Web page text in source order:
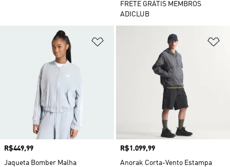
FRETE GRÁTIS MEMBROS
ADICLUB
Adicionar à Lista de Desejos
Preço
R$449,99
Jaqueta Bomber Malha
Preço
R$1.099,99
Anorak Corta-Vento Estampa